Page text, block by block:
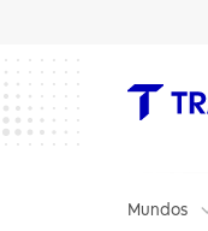
Mundos